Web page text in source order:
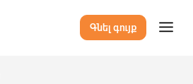
Գնել գույք